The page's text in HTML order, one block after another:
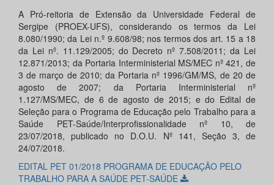
A Pró-reitoria de Extensão da Universidade Federal de
Sergipe (PROEX-UFS), considerando os termos da Lei
8.080/1990; da Lei n.º 9.608/98; nos termos dos art. 15 a 18
da Lei nº. 11.129/2005; do Decreto nº 7.508/2011; da Lei
12.871/2013; da Portaria Interministerial MS/MEC nº 421, de
3 de março de 2010; da Portaria nº 1996/GM/MS, de 20 de
agosto de 2007; da Portaria Interministerial nº
1.127/MS/MEC, de 6 de agosto de 2015; e do Edital de
Seleção para o Programa de Educação pelo Trabalho para a
Saúde PET-Saúde/Interprofissionalidade nº 10, de
23/07/2018, publicado no D.O.U. Nº 141, Seção 3, de
24/07/2018.
EDITAL PET 01/2018 PROGRAMA DE EDUCAÇÃO PELO
TRABALHO PARA A SAÚDE PET-SAÚDE